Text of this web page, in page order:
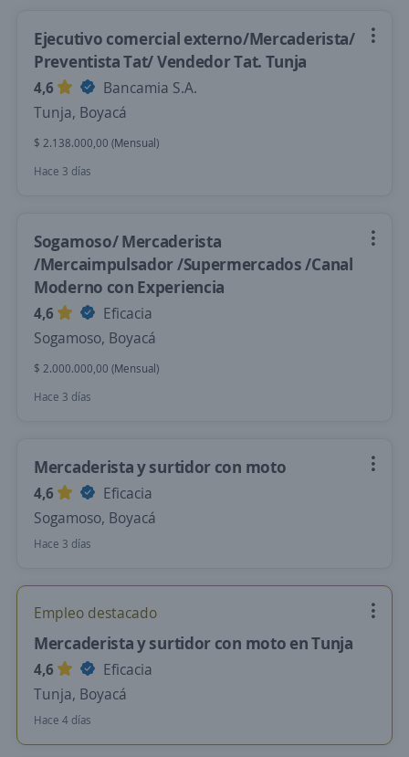
Ejecutivo comercial externo/Mercaderista/
Preventista Tat/ Vendedor Tat. Tunja
4,6
Bancamia S.A.
Tunja, Boyacá
$ 2.138.000,00 (Mensual)
Hace 3 días
Sogamoso/ Mercaderista
/Mercaimpulsador /Supermercados /Canal
Moderno con Experiencia
4,6
Eficacia
Sogamoso, Boyacá
$ 2.000.000,00 (Mensual)
Hace 3 días
Mercaderista y surtidor con moto
4,6
Eficacia
Sogamoso, Boyacá
Hace 3 días
Empleo destacado
Mercaderista y surtidor con moto en Tunja
4,6
Eficacia
Tunja, Boyacá
Hace 4 días